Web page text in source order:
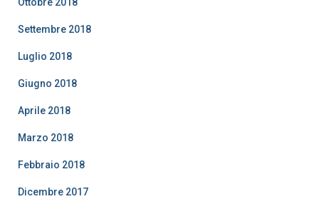
Settembre 2018
Luglio 2018
Giugno 2018
Aprile 2018
Marzo 2018
Febbraio 2018
Dicembre 2017